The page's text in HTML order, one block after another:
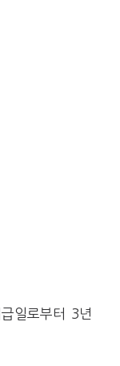
일로부터 3년